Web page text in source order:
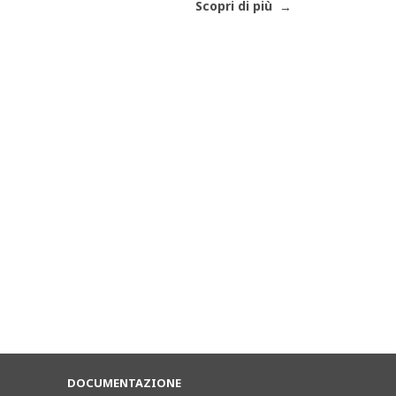
Scopri di più
DOCUMENTAZIONE